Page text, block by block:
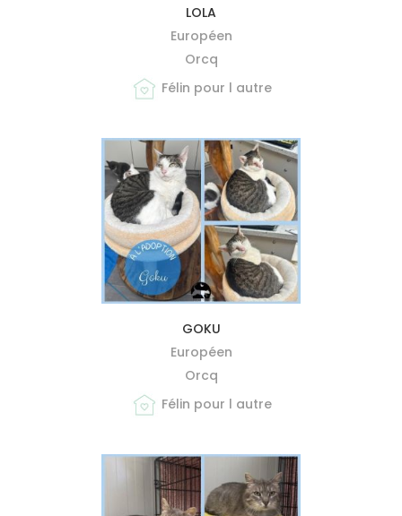
MIEUX ME CONNAÎTRE
LOLA
Européen
Orcq
Félin pour l autre
MIEUX ME CONNAÎTRE
GOKU
Européen
Orcq
Félin pour l autre